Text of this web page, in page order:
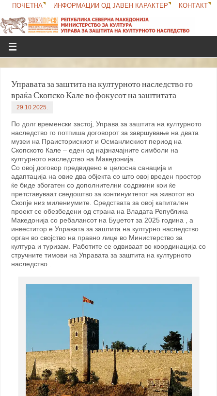
ПОЧЕТНА ИНФОРМАЦИИ ОД ЈАВЕН КАРАКТЕР КОНТАКТ
Управата за заштита на културното наследство го
враќа Скопско Кале во фокусот на заштитата
29.10.2025.
По долг временски застој, Управа за заштита на културното
наследство го потпиша договорот за завршување на двата
музеи на Праисторискиот и Османлискиот период на
Скопското Кале – еден од најзначајните симболи на
културното наследство на Македонија.
Со овој договор предвидено е целосна санација и
адаптација на овие два објекта со што овој вреден простор
ќе биде збогатен со дополнителни содржини кои ќе
претставуваат сведоштво за континуитетот на животот во
Скопје низ милениумите. Средствата за овој капитален
проект се обезбедени од страна на Владата Република
Македонија со ребалансот на Буџетот за 2025 година , а
инвеститор е Управата за заштита на културно наследство
орган во својство на правно лице во Министерство за
култура и туризам. Работите се одвиваат во координација со
стручните тимови на Управата за заштита на културното
наследство .